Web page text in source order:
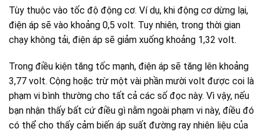
Tùy thuộc vào tốc độ động cơ. Ví dụ, khi động cơ dừng lại,
điện áp sẽ vào khoảng 0,5 volt. Tuy nhiên, trong thời gian
chạy không tải, điện áp sẽ giảm xuống khoảng 1,32 volt.
Trong điều kiện tăng tốc mạnh, điện áp sẽ tăng lên khoảng
3,77 volt. Cộng hoặc trừ một vài phần mười volt được coi là
phạm vi bình thường cho tất cả các số đọc này. Vì vậy, nếu
bạn nhận thấy bất cứ điều gì nằm ngoài phạm vi này, điều đó
có thể cho thấy cảm biến áp suất đường ray nhiên liệu của